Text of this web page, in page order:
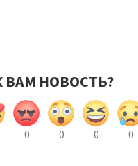
ВАМ НОВОСТЬ?
0 0 0 0